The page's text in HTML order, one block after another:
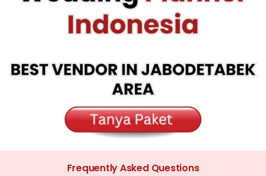
Frequently Asked Questions